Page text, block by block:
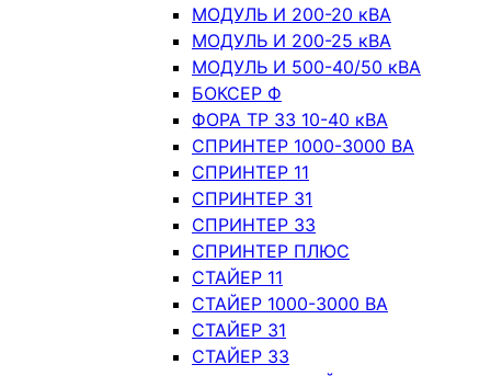
МОДУЛЬ И 200-20 кВА
МОДУЛЬ И 200-25 кВА
МОДУЛЬ И 500-40/50 кВА
БОКСЕР Ф
ФОРА ТР 33 10-40 кВА
СПРИНТЕР 1000-3000 ВА
СПРИНТЕР 11
СПРИНТЕР 31
СПРИНТЕР 33
СПРИНТЕР ПЛЮС
СТАЙЕР 11
СТАЙЕР 1000-3000 ВА
СТАЙЕР 31
СТАЙЕР 33